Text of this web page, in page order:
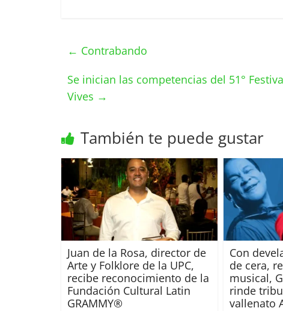
← Contrabando
Se inician las competencias del 51°
Vives →
También te puede gustar
Juan de la Rosa, director de
Arte y Folklore de la UPC,
recibe reconocimiento de la
Fundación Cultural Latin
GRAMMY®️
Con
de cera,
musical,
rinde
vallenato